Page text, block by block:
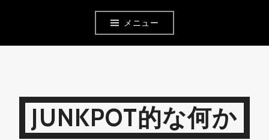
メニュー
JUNKPOT的な何か